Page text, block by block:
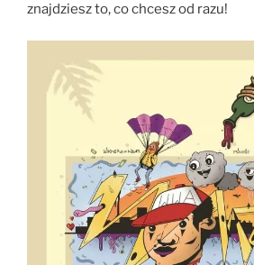
znajdziesz to, co chcesz od razu!